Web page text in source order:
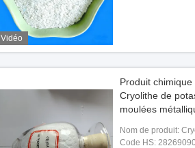
Vidéo
K3AlF6 Produit Industriel de Flux pour
Obtenez le meilleur prix
Vidéo
Produit
Cryolithe de
moulées
Nom de produit:
Code HS: